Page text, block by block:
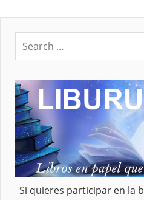
Si quieres participar en la